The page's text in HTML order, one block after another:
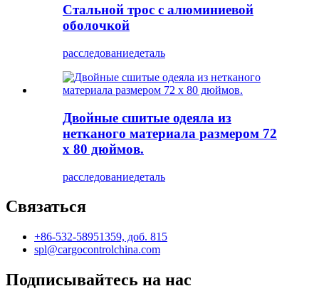
Стальной трос с алюминиевой
оболочкой
расследованиедеталь
Двойные сшитые одеяла из
нетканого материала размером 72
x 80 дюймов.
расследованиедеталь
Связаться
+86-532-58951359, доб. 815
spl@cargocontrolchina.com
Подписывайтесь на нас